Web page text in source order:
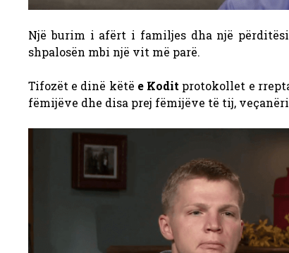
Një burim i afërt i familjes dha një
shpalosën mbi një vit më parë.
Tifozët e dinë këtë e Kodit protokollet e
fëmijëve dhe disa prej fëmijëve të tij,